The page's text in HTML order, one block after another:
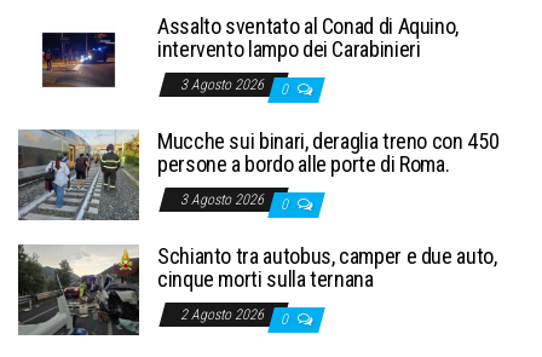
Assalto sventato al Conad di Aquino,
intervento lampo dei Carabinieri
3 Agosto 2026 0
Mucche sui binari, deraglia treno con 450
persone a bordo alle porte di Roma.
3 Agosto 2026 0
Schianto tra autobus, camper e due auto,
cinque morti sulla ternana
2 Agosto 2026 0